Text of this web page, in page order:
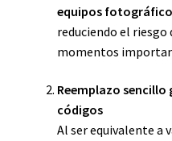
equipos
reduciendo el riesgo
momentos
Reemplazo
códigos
Al ser equivalente a